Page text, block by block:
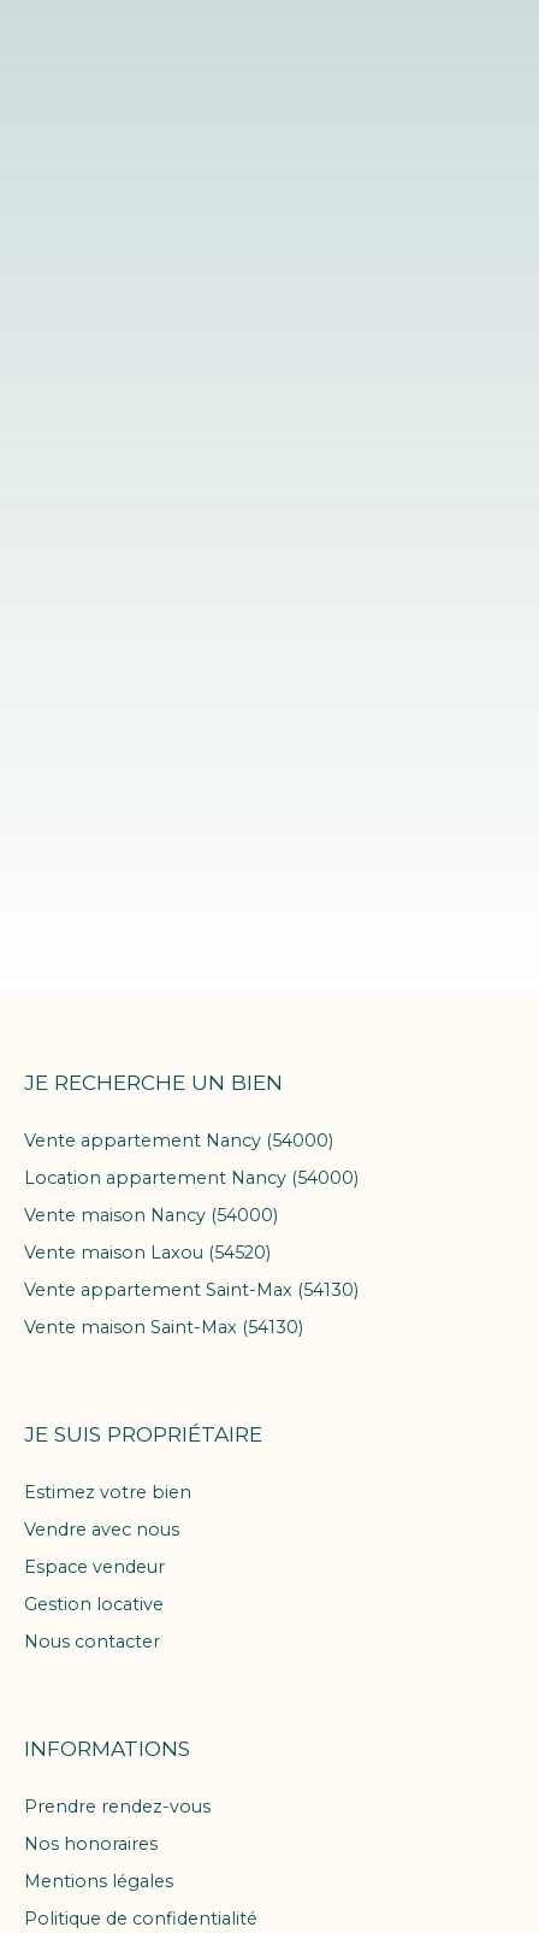
JE RECHERCHE UN BIEN
Vente appartement Nancy (54000)
Location appartement Nancy (54000)
Vente maison Nancy (54000)
Vente maison Laxou (54520)
Vente appartement Saint-Max (54130)
Vente maison Saint-Max (54130)
JE SUIS PROPRIÉTAIRE
Estimez votre bien
Vendre avec nous
Espace vendeur
Gestion locative
Nous contacter
INFORMATIONS
Prendre rendez-vous
Nos honoraires
Mentions légales
Politique de confidentialité